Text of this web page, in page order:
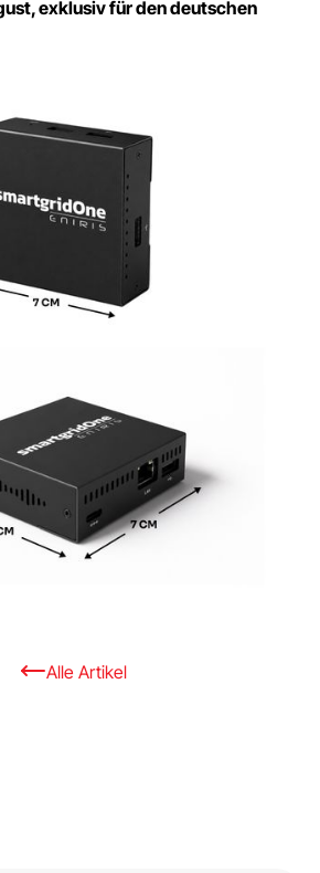
exklusiv für den deutschen
Alle Artikel